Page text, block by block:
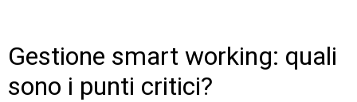
Gestione smart working: quali
sono i punti critici?